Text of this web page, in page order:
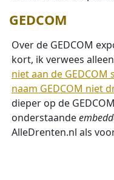
GEDCOM
Over de GEDCOM
kort, ik verwees
niet aan de
naam GEDCOM niet
dieper op de
onderstaande
AlleDrenten.nl als